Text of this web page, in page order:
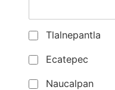
Tlalnepantla
Ecatepec
Naucalpan